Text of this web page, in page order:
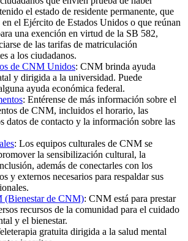
el estado de residente permanente, que
en el Ejército de Estados Unidos o que reúnan
una exención en virtud de la SB 582,
de las tarifas de matriculación
a los ciudadanos.
de CNM Unidos: CNM brinda ayuda
y dirigida a la universidad. Puede
ayuda económica federal.
: Entérense de más información sobre el
de CNM, incluidos el horario, las
datos de contacto y la información sobre las
: Los equipos culturales de CNM se
la sensibilización cultural, la
además de conectarles con los
y externos necesarios para respaldar sus
(Bienestar de CNM): CNM está para prestar
recursos de la comunidad para el cuidado
y el bienestar.
gratuita dirigida a la salud mental